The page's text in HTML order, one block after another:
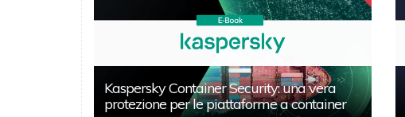
Kaspersky Container Security: una vera
protezione per le piattaforme a container